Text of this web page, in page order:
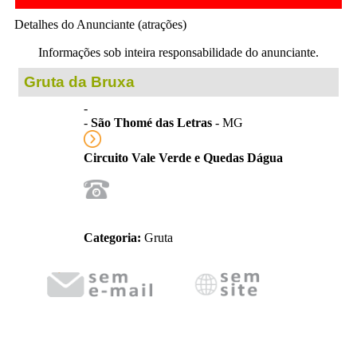
Detalhes do Anunciante (atrações)
Informações sob inteira responsabilidade do anunciante.
Gruta da Bruxa
-
- São Thomé das Letras - MG
Circuito Vale Verde e Quedas Dágua
Categoria: Gruta